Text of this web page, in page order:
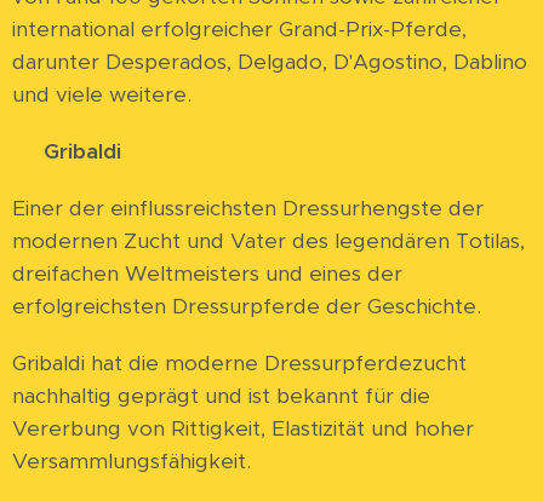
international erfolgreicher Grand-Prix-Pferde,
darunter Desperados, Delgado, D'Agostino, Dablino
und viele weitere.
Gribaldi
Einer der einflussreichsten Dressurhengste der
modernen Zucht und Vater des legendären Totilas,
dreifachen Weltmeisters und eines der
erfolgreichsten Dressurpferde der Geschichte.
Gribaldi hat die moderne Dressurpferdezucht
nachhaltig geprägt und ist bekannt für die
Vererbung von Rittigkeit, Elastizität und hoher
Versammlungsfähigkeit.